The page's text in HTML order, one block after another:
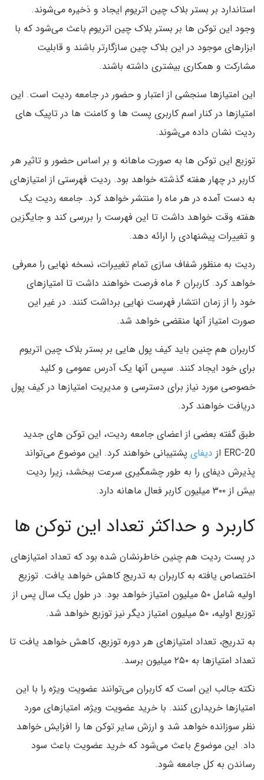
استاندارد بر بستر بلاک چین اتریوم ایجاد و ذخیره می‌شوند.
وجود این توکن ها بر بستر بلاک چین اتریوم باعث می‌شود که با
ابزارهای موجود در این بلاک چین سازگارتر باشند و قابلیت
مشارکت و همکاری بیشتری داشته باشند.
این امتیازها سنجشی از اعتبار و حضور در جامعه ردیت است. این
امتیازها در کنار اسم کاربری پست ها و کامنت ها در تاپیک های
ردیت نشان داده می‌شوند.
توزیع این توکن ها به صورت ماهانه و بر اساس حضور و تاثیر هر
کاربر در چهار هفته گذشته خواهد بود. ردیت فهرستی از امتیازهای
به دست آمده در هر ماه را منتشر خواهد کرد. جامعه ردیت یک
هفته وقت خواهد داشت تا این فهرست را بررسی کند و جایگزین
و تغییرات پیشنهادی را ارائه دهد.
ردیت به منظور شفاف سازی تمام تغییرات، نسخه نهایی را معرفی
خواهد کرد. کاربران ۶ ماه فرصت خواهند داشت تا امتیازهای
خود را از زمان انتشار فهرست نهایی برداشت کنند. در غیر این
صورت امتیاز آنها منقضی خواهد شد.
کاربران هم چنین باید کیف پول هایی بر بستر بلاک چین اتریوم
برای خود ایجاد کنند. سپس آنها یک آدرس عمومی و کلید
خصوصی مورد نیاز برای دسترسی و مدیریت امتیازها در کیف پول
دریافت خواهند کرد.
طبق گفته بعضی از اعضای جامعه ردیت، این توکن های جدید
ERC-20 از
دیفای پشتیبانی خواهند کرد. این موضوع می‌تواند
پذیرش دیفای را به طور چشمگیری سرعت ببخشد، زیرا ردیت
بیش از ۳۰۰ میلیون کاربر فعال ماهانه دارد.
کاربرد و حداکثر تعداد این توکن ها
در پست ردیت هم چنین خاطرنشان شده بود که تعداد امتیازهای
اختصاص یافته به کاربران به تدریج کاهش خواهد یافت. توزیع
اولیه شامل ۵۰ میلیون امتیاز خواهد بود. در طول یک سال پس از
توزیع اولیه، ۵۰ میلیون امتیاز دیگر نیز توزیع خواهد شد.
به تدریج، تعداد امتیازهای هر دوره توزیع، کاهش خواهد یافت تا
تعداد امتیازها به ۲۵۰ میلیون برسد.
نکته جالب این است که کاربران می‌توانند عضویت ویژه را با این
امتیازها خریداری کنند. با خرید عضویت ویژه، امتیازهای مورد
نظر سوزانده خواهد شد و ارزش سایر توکن ها را افزایش خواهد
داد. این موضوع باعث می‌شود که خرید عضویت باعث سود
رساندن به کل جامعه شود.